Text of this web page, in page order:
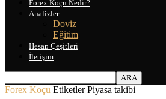
Forex Koçu Nedir?
Analizler
Doviz
Eğitim
Hesap Çeşitleri
İletişim
Forex Koçu Etiketler Piyasa takibi